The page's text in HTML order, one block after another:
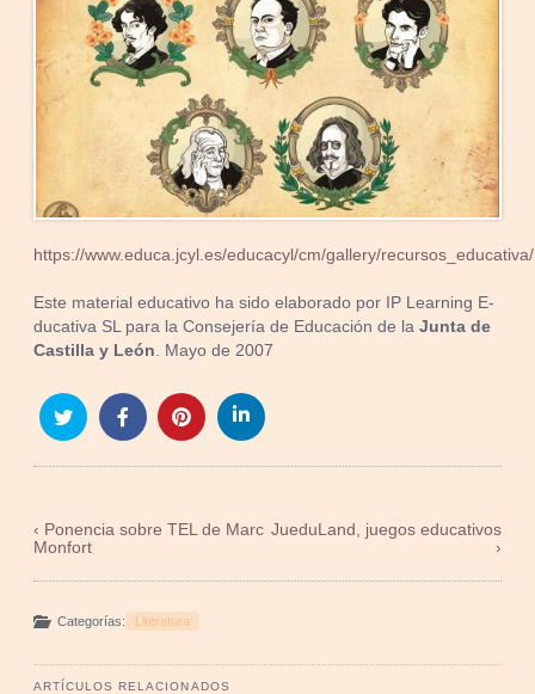
https://www.educa.jcyl.es/educacyl/cm/gallery/
Este material educativo ha sido elaborado por IP Learning E-
ducativa SL para la Consejería de Educación de laJunta de
Castilla y León. Mayo de 2007
‹ Ponencia sobre TEL de Marc
Monfort
JueduLand, juegos educativos
›
Categorías: Literatura
ARTÍCULOS RELACIONADOS